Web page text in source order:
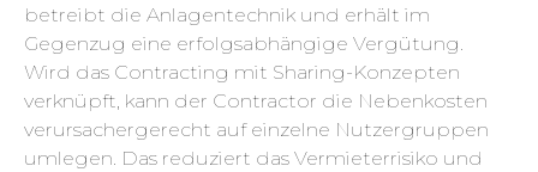
betreibt die Anlagentechnik und erhält im
Gegenzug eine erfolgsabhängige Vergütung.
Wird das Contracting mit Sharing-Konzepten
verknüpft, kann der Contractor die Nebenkosten
verursachergerecht auf einzelne Nutzergruppen
umlegen. Das reduziert das Vermieterrisiko und